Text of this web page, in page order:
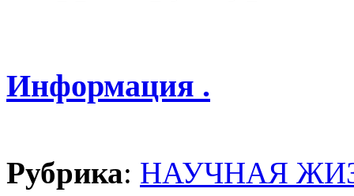
Информация .
Рубрика: НАУЧНАЯ